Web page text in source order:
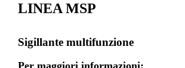
LINEA MSP
Sigillante multifunzione
Per maggiori informazioni: